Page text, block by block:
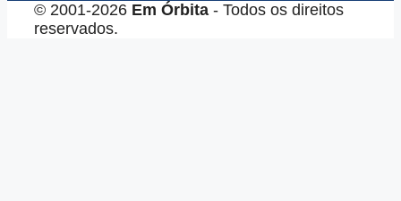
© 2001-2026 Em Órbita - Todos os direitos
reservados.